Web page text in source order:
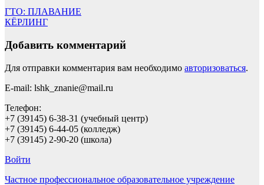
Навигация
по
записям
ГТО: ПЛАВАНИЕ
КЁРЛИНГ
Добавить комментарий
Для отправки комментария вам необходимо авторизоваться.
E-mail: lshk_znanie@mail.ru
Телефон:
+7 (39145) 6-38-31 (учебный центр)
+7 (39145) 6-44-05 (колледж)
+7 (39145) 2-90-20 (школа)
Войти
Частное профессиональное образовательное учреждение